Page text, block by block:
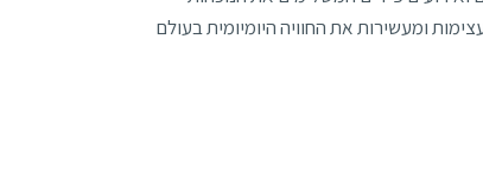
ומעשירות את החוויה היומיומית בעולם